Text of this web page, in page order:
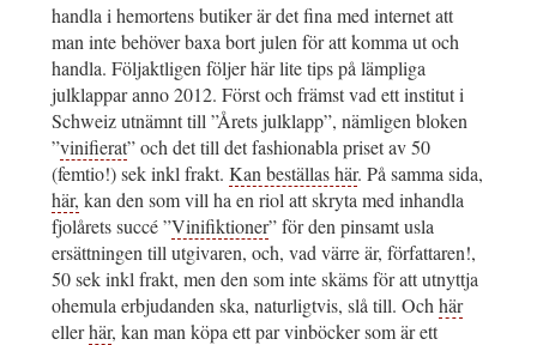
handla i hemortens butiker är det fina med internet att
man inte behöver baxa bort julen för att komma ut och
handla. Följaktligen följer här lite tips på lämpliga
julklappar anno 2012. Först och främst vad ett institut i
Schweiz utnämnt till ”Årets julklapp”, nämligen bloken
”vinifierat” och det till det fashionabla priset av 50
(femtio!) sek inkl frakt. Kan beställas här. På samma sida,
här, kan den som vill ha en riol att skryta med inhandla
fjolårets succé ”Vinifiktioner” för den pinsamt usla
ersättningen till utgivaren, och, vad värre är, författaren!,
50 sek inkl frakt, men den som inte skäms för att utnyttja
ohemula erbjudanden ska, naturligtvis, slå till. Och här
ellerhär, kan man köpa ett par vinböcker som är ett